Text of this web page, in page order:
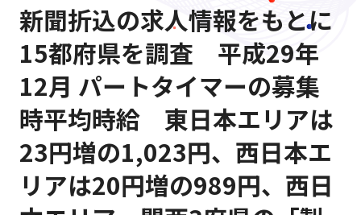
新聞折込の求人情報をもとに
15都府県を調査 平成29年
12月 パートタイマーの募集
時平均時給 東日本エリアは
23円増の1,023円、西日本エ
リアは20円増の989円、西日